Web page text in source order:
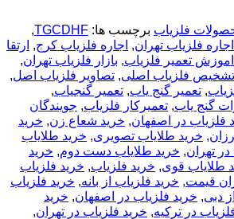
فلزیاب برچسب ها: TGCDHF
,
اجاره فلزیاب تهران, اجاره فلزیاب کرج, ارتقا
اموزش تعمیر فلزیاب, بازار فلزیاب تهران,
تشخیص فلزیاب اصلی, تصاویر فلزیاب اصل,
, تعمیر گنج یاب, تعمیر گنجیاب,
گنج یاب, تعمیرکار فلزیاب, جویندگان
فلزياب در اصفهان, خرید شعاع زن, خرید
, خرید طلایاب تصویری, خرید طلایاب
تهران, خرید طلایاب دست دوم, خرید
طلایاب قوی, خرید فلزیاب, خرید فلزیاب
قیمت, خرید فلزیاب از بانه, خرید فلزیاب
دبی, خرید فلزیاب در اصفهان, خرید
در ترکیه, خرید فلزیاب در تهران,